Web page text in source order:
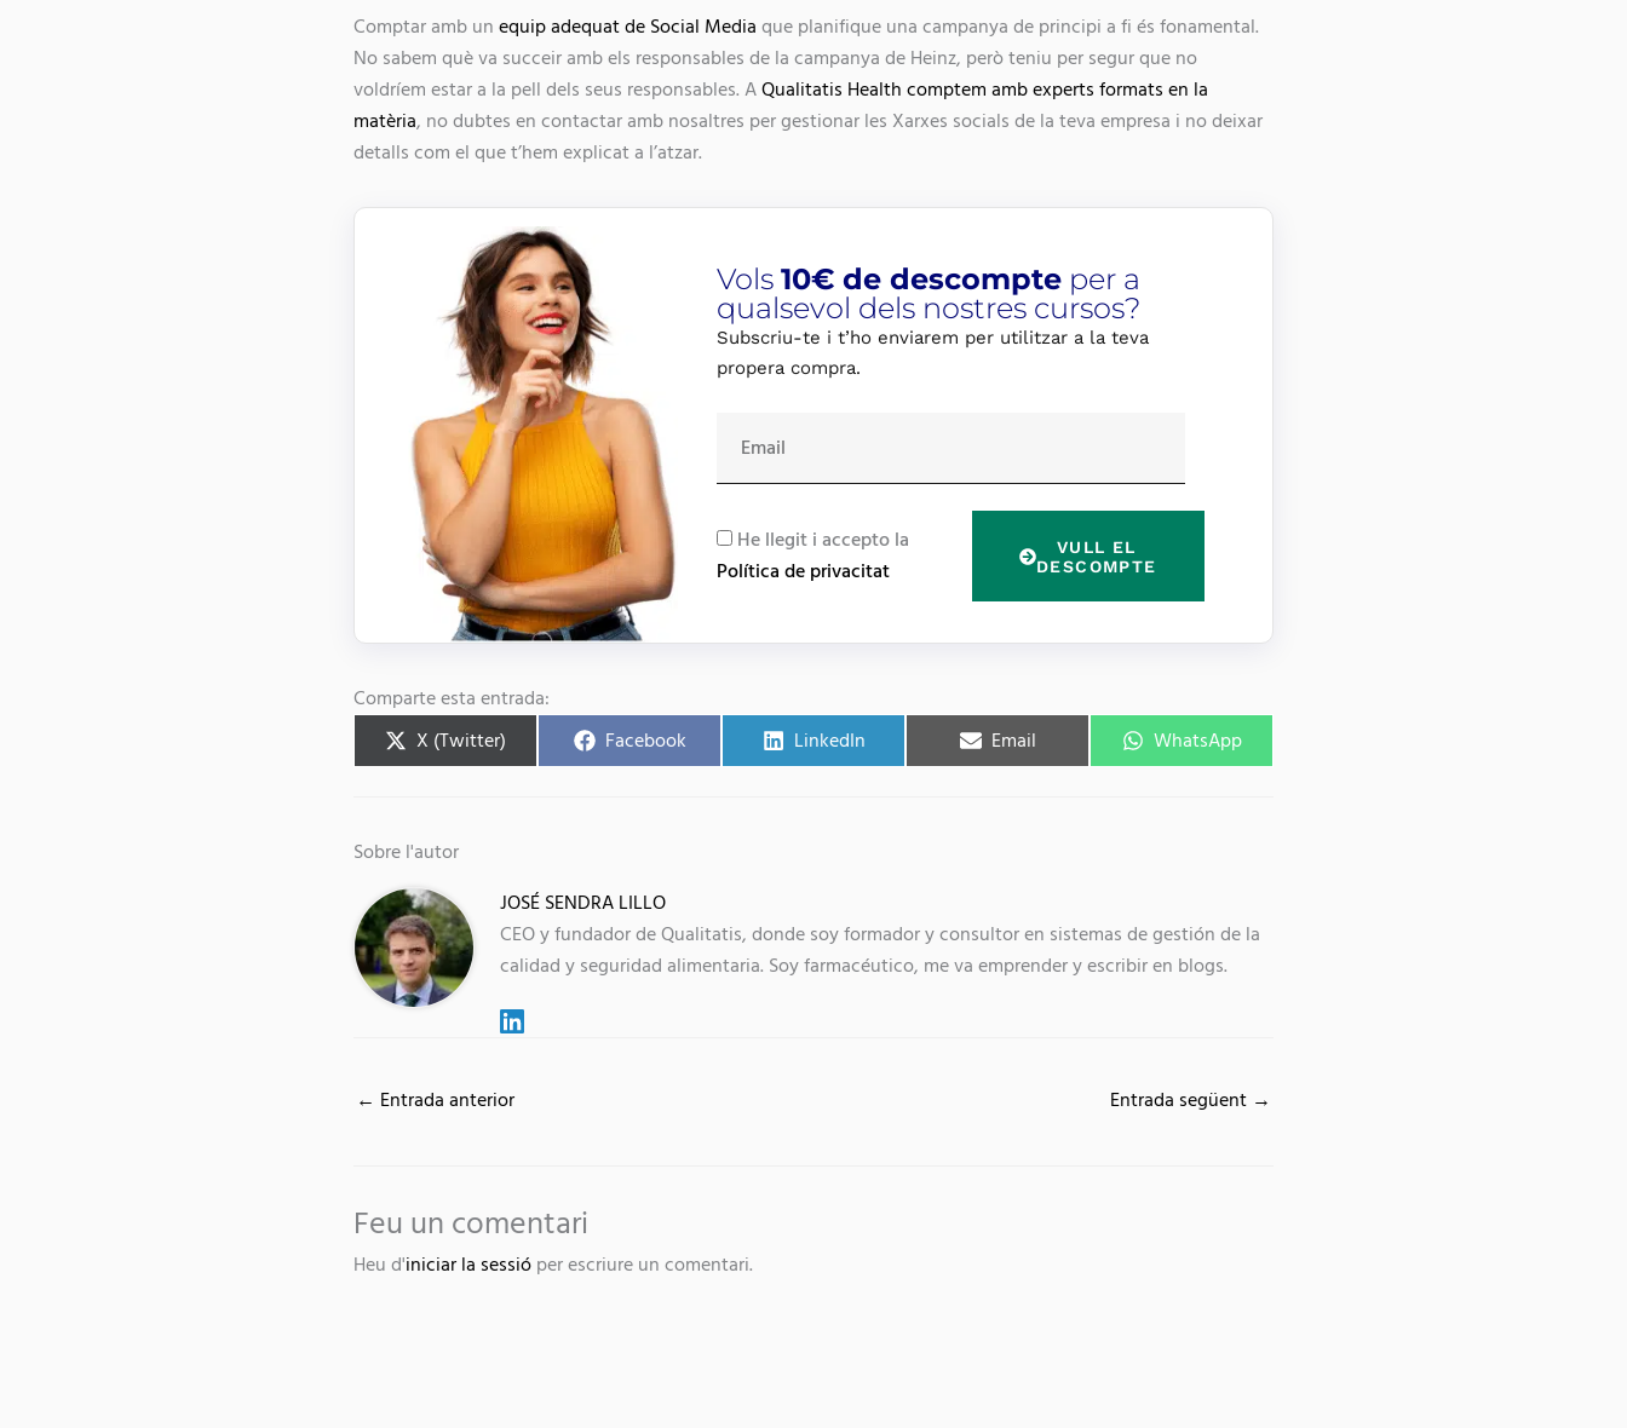
Comptar amb un equip adequat de Social Media que planifique una campanya de principi a fi és fonamental.
No sabem què va succeir amb els responsables de la campanya de Heinz, però teniu per segur que no
voldríem estar a la pell dels seus responsables. AQualitatis Health comptem amb experts formats en la
matèria, no dubtes en contactar amb nosaltres per gestionar les Xarxes socials de la teva empresa i no deixar
detalls com el que t’hem explicat a l’atzar.
Vols 10€ de descompteper a
qualsevol dels nostres cursos?
Subscriu-te i t’ho enviarem per utilitzar a la teva
propera compra.
a
l
R
He llegit i accepto la
Política de privacitat
VULL EL
DESCOMPTE
Comparte esta entrada:
X (Twitter) Facebook LinkedIn Email WhatsApp
Sobre l'autor
JOSÉ SENDRA LILLO
CEO y fundador de Qualitatis, donde soy formador y consultor en sistemas de gestión de la
calidad y seguridad alimentaria. Soy farmacéutico, me va emprender y escribir en blogs.
← Entrada anterior Entrada següent →
Feu un comentari
Heu d'iniciar la sessió per escriure un comentari.